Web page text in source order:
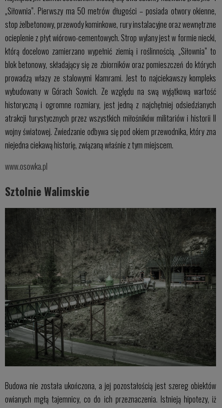
„Siłownia”. Pierwszy ma 50 metrów długości – posiada otwory okienne,
stop żelbetonowy, przewody kominkowe, rury instalacyjne oraz wewnętrzne
ocieplenie z płyt wiórowo-cementowych. Strop wylany jest w formie niecki,
którą docelowo zamierzano wypełnić ziemią i roślinnością. „Siłownia” to
blok betonowy, składający się ze zbiorników oraz pomieszczeń do których
prowadzą włazy ze stalowymi klamrami. Jest to najciekawszy kompleks
wybudowany w Górach Sowich. Ze względu na swą wyjątkową wartość
historyczną i ogromne rozmiary, jest jedną z najchętniej odsiedzianych
atrakcji turystycznych przez wszystkich miłośników militariów i historii II
wojny światowej. Zwiedzanie odbywa się pod okiem przewodnika, który zna
niejedna ciekawą historię, związaną właśnie z tym miejscem.
www.osowka.pl
Sztolnie Walimskie
Budowa nie została ukończona, a jej pozostałością jest szereg obiektów
owianych mgłą tajemnicy, co do ich przeznaczenia. Istnieją hipotezy, iż